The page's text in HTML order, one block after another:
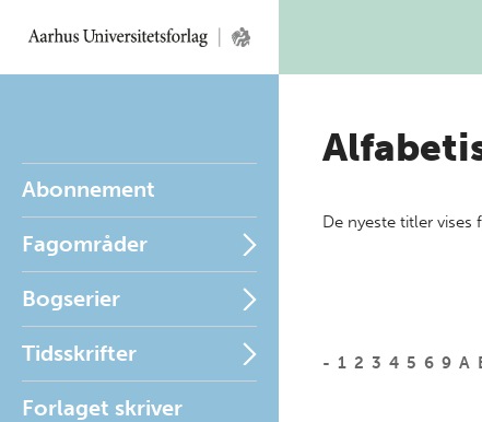
Abonnement
Fagområder
Bogserier
Tidsskrifter
Forlaget skriver
De nyeste titler
- 1 2 3 4 5 6 9 A